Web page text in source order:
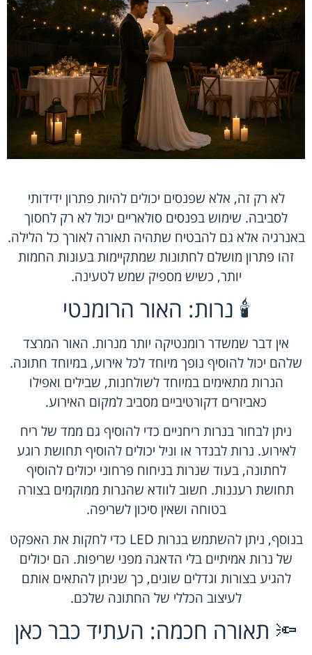
לא רק זה, אלא שפנסים יכולים להיות פתרון ידידותי
לסביבה. שימוש בפנסים סולאריים יכול לא רק לחסוך
באנרגיה אלא גם להבטיח שתהיה תאורה לאורך כל הלילה.
זהו פתרון מושלם לחתונות שמתקיימות בעונות החמות
יותר, כשיש מספיק שמש לטעינה.
🕯️ נרות: האור הרומנטי
אין דבר שמשדר רומנטיקה יותר מנרות. האור המרצד
שלהם יכול להוסיף נופך מיוחד לכל אירוע, במיוחד חתונה.
הנרות מתאימים במיוחד לשולחנות, שבילים ואפילו
כאביזרים דקורטיביים מסביב למקום האירוע.
ניתן לבחור בנרות ריחניים כדי להוסיף גם ממד של ריח
לאירוע. נרות לבנדר או וניל יכולים להוסיף תחושת רוגע
לחתונה, בעוד שנרות בניחוח פרחוני יכולים להוסיף
תחושת רעננות. חשוב לוודא שהנרות ממוקמים בצורה
בטוחה ושאין סיכון לשריפה.
בנוסף, ניתן להשתמש בנרות LED כדי לחקות את האפקט
של נרות אמיתיים בלי הדאגה מפני שריפות. הם יכולים
להגיע בצורות וגדלים שונים, כך שניתן להתאים אותם
לעיצוב הכללי של החתונה שלכם.
🔦 תאורה חכמה: העתיד כבר כאן